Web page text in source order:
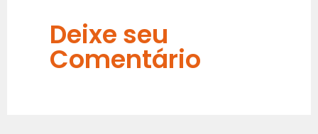
Deixe seu
Comentário